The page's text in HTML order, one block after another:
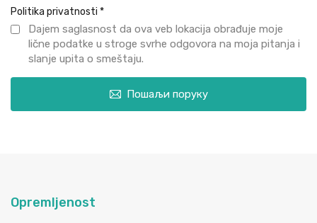
Politika privatnosti *
Dajem saglasnost da ova veb lokacija obrađuje moje
lične podatke u stroge svrhe odgovora na moja pitanja i
slanje upita o smeštaju.
Пошаљи поруку
Opremljenost